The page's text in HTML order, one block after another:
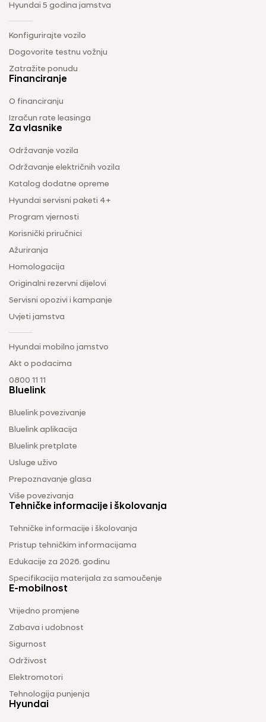
Hyundai 5 godina jamstva
Konfigurirajte vozilo
Dogovorite testnu vožnju
Zatražite ponudu
Financiranje
O financiranju
Izračun rate leasinga
Za vlasnike
Održavanje vozila
Održavanje električnih vozila
Katalog dodatne opreme
Hyundai servisni paketi 4+
Program vjernosti
Korisnički priručnici
Ažuriranja
Homologacija
Originalni rezervni dijelovi
Servisni opozivi i kampanje
Uvjeti jamstva
Hyundai mobilno jamstvo
Akt o podacima
0800 11 11
Bluelink
Bluelink povezivanje
Bluelink aplikacija
Bluelink pretplate
Usluge uživo
Prepoznavanje glasa
Više povezivanja
Tehničke informacije i školovanja
Tehničke informacije i školovanja
Pristup tehničkim informacijama
Edukacije za 2026. godinu
Specifikacija materijala za samoučenje
E-mobilnost
Vrijedno promjene
Zabava i udobnost
Sigurnost
Održivost
Elektromotori
Tehnologija punjenja
Hyundai